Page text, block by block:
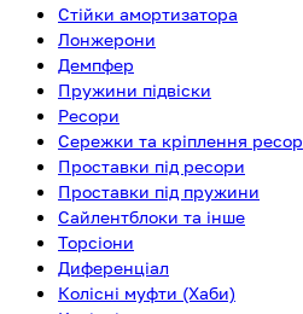
Стійки амортизатора
Лонжерони
Демпфер
Пружини підвіски
Ресори
Сережки та кріплення ресор
Проставки під ресори
Проставки під пружини
Сайлентблоки та інше
Торсіони
Диференціал
Колісні муфти (Хаби)